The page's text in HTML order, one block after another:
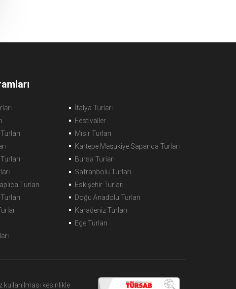
İtalya Turları
Festivaller
Mısır Turları
Kartepe Maşukiye Sapanca Turları
Bursa Turları
Safranbolu Turları
Turları
Eskişehir Turları
Doğu Anadolu Turları
Karadeniz Turları
Ege Turları
kesinlikle